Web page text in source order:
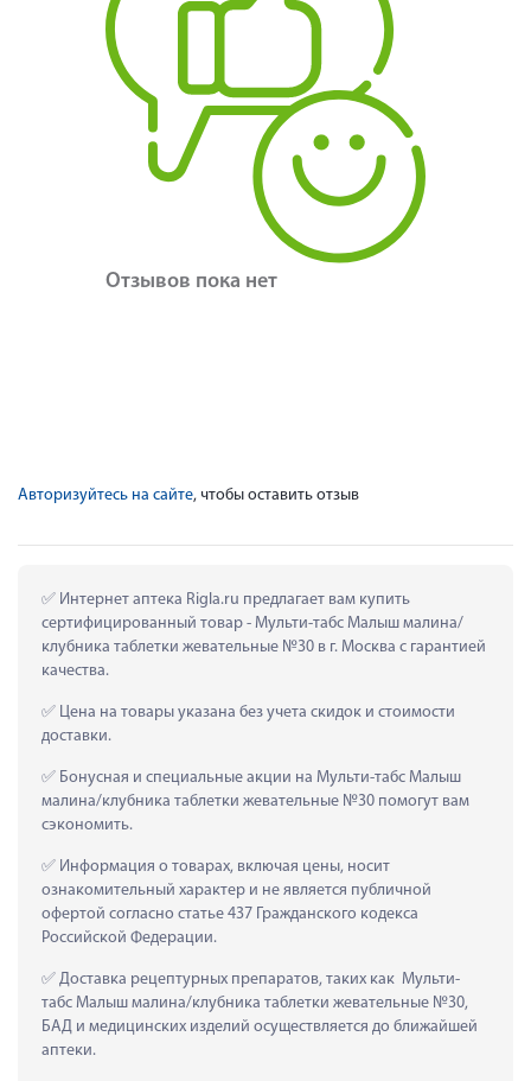
Отзывов пока нет
Авторизуйтесь на сайте, чтобы оставить отзыв
Интернет аптека Rigla.ru предлагает вам купить
сертифицированный товар - Мульти-табс Малыш малина/
клубника таблетки жевательные №30 в г. Москва с гарантией
качества.
Цена на товары указана без учета скидок и стоимости
доставки.
Бонусная и специальные акции на Мульти-табс Малыш
малина/клубника таблетки жевательные №30 помогут вам
сэкономить.
Информация о товарах, включая цены, носит
ознакомительный характер и не является публичной
офертой согласно статье 437 Гражданского кодекса
Российской Федерации.
Доставка рецептурных препаратов, таких как  Мульти-
табс Малыш малина/клубника таблетки жевательные №30,
БАД и медицинских изделий осуществляется до ближайшей
аптеки.